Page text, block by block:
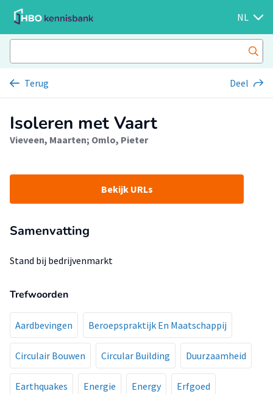
NL
Terug Deel
Isoleren met Vaart
Vieveen, Maarten; Omlo, Pieter
Bekijk URLs
Samenvatting
Stand bij bedrijvenmarkt
Trefwoorden
Aardbevingen Beroepspraktijk En Maatschappij
Circulair Bouwen Circular Building Duurzaamheid
Earthquakes Energie Energy Erfgoed